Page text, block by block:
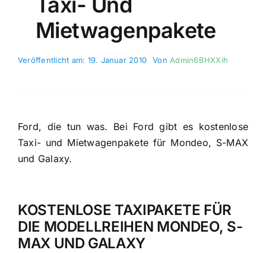
Mietwagenpakete
Veröffentlicht am: 19. Januar 2010 Von Admin6BHXXih
Ford, die tun was. Bei Ford gibt es kostenlose
Taxi- und Mietwagenpakete für Mondeo, S-MAX
und Galaxy.
KOSTENLOSE TAXIPAKETE FÜR
DIE MODELLREIHEN MONDEO, S-
MAX UND GALAXY